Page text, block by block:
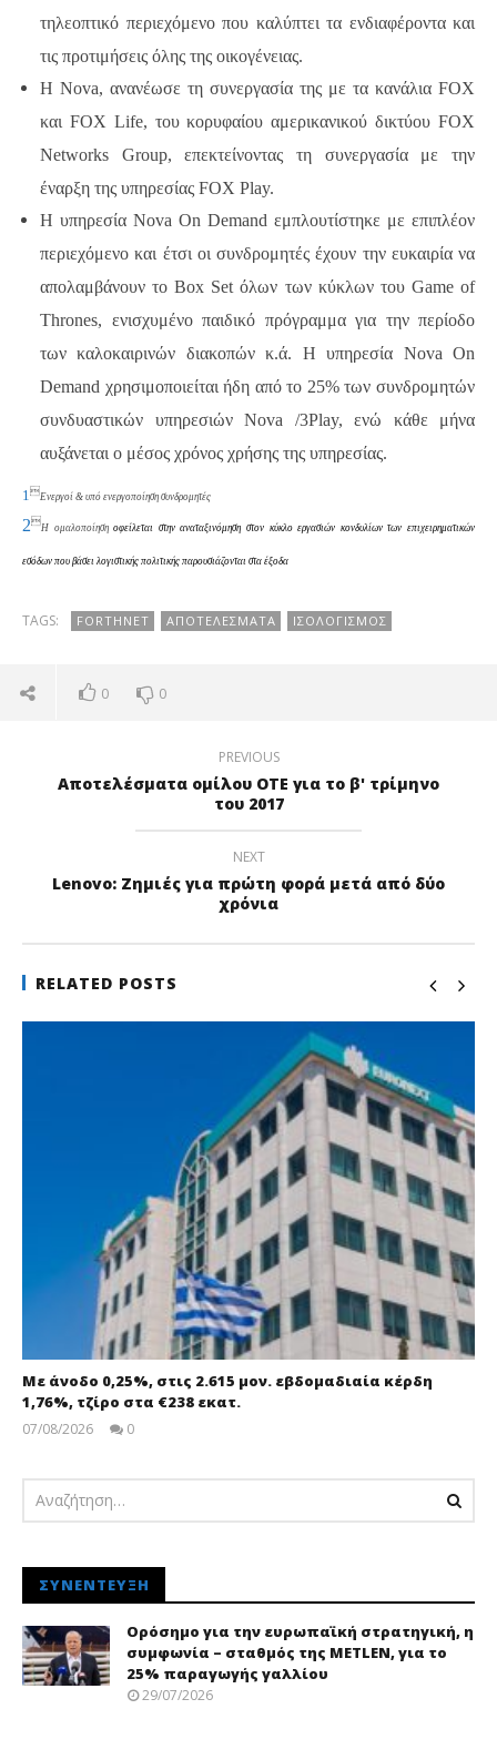
τηλεοπτικό περιεχόμενο που καλύπτει τα ενδιαφέροντα και
τις προτιμήσεις όλης της οικογένειας.
Η Nova, ανανέωσε τη συνεργασία της με τα κανάλια FOX
και FOX Life, του κορυφαίου αμερικανικού δικτύου FOX
Networks Group, επεκτείνοντας τη συνεργασία με την
έναρξη της υπηρεσίας FOX Play.
Η υπηρεσία Nova On Demand εμπλουτίστηκε με επιπλέον
περιεχόμενο και έτσι οι συνδρομητές έχουν την ευκαιρία να
απολαμβάνουν το Box Set όλων των κύκλων του Game of
Thrones, ενισχυμένο παιδικό πρόγραμμα για την περίοδο
των καλοκαιρινών διακοπών κ.ά. Η υπηρεσία Nova On
Demand χρησιμοποιείται ήδη από το 25% των συνδρομητών
συνδυαστικών υπηρεσιών Nova /3Play, ενώ κάθε μήνα
αυξάνεται ο μέσος χρόνος χρήσης της υπηρεσίας.
1 Ενεργοί & υπό ενεργοποίηση συνδρομητές
2
Η ομαλοποίησηοφείλεται στην αναταξινόμηση στον κύκλο εργασιών κονδυλίων των επιχειρηματικών
εσόδων που βάσει λογιστικής πολιτικής παρουσιάζονται στα έξοδα
TAGS: FORTHNET ΑΠΟΤΕΛΈΣΜΑΤΑ ΙΣΟΛΟΓΙΣΜΌΣ
0 0
PREVIOUS
Aποτελέσματα ομίλου ΟΤΕ για το β' τρίμηνο
του 2017
NEXT
Lenovo: Ζημιές για πρώτη φορά μετά από δύο
χρόνια
RELATED POSTS
Με άνοδο 0,25%, στις 2.615 μον. εβδομαδιαία κέρδη
1,76%, τζίρο στα €238 εκατ.
07/08/2026
0
ΣΥΝΈΝΤΕΥΞΗ
Ορόσημο για την ευρωπαϊκή στρατηγική, η
συμφωνία – σταθμός της METLEN, για το
25% παραγωγής γαλλίου
29/07/2026